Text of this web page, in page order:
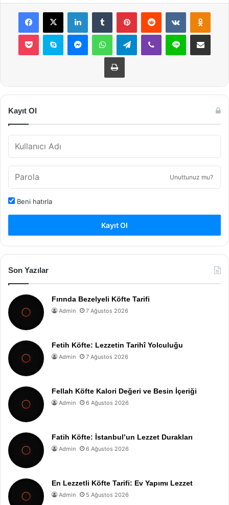
Facebook
X LinkedInTumblr PinterestReddit VKontakte
Pocket Skype MessengerWhatsAppTelegramViber Line E-Posta ile
Yazdır
Kayıt Ol
Unuttunuz mu?
Beni hatırla
Kayıt Ol
Son Yazılar
Fırında Bezelyeli Köfte Tarifi
Admin 7 Ağustos 2026
Fetih Köfte: Lezzetin Tarihî Yolculuğu
Admin 7 Ağustos 2026
Fellah Köfte Kalori Değeri ve Besin İçeriği
Admin 6 Ağustos 2026
Fatih Köfte: İstanbul’un Lezzet Durakları
Admin 6 Ağustos 2026
En Lezzetli Köfte Tarifi: Ev Yapımı Lezzet
Admin 5 Ağustos 2026